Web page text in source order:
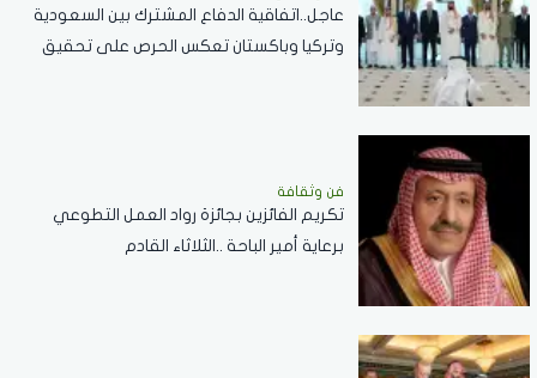
عاجل..اتفاقية الدفاع المشترك بين السعودية
وتركيا وباكستان تعكس الحرص على تحقيق
فن وثقافة
تكريم الفائزين بجائزة رواد العمل التطوعي
برعاية أمير الباحة ..الثلاثاء القادم